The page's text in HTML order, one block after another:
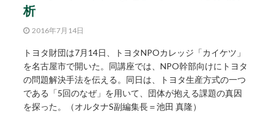
析
2016年7月14日
トヨタ財団は7月14日、トヨタNPOカレッジ「カイケツ」
を名古屋市で開いた。同講座では、NPO幹部向けにトヨタ
の問題解決手法を伝える。同日は、トヨタ生産方式の一つ
である「5回のなぜ」を用いて、団体が抱える課題の真因
を探った。（オルタナS副編集長＝池田 真隆）